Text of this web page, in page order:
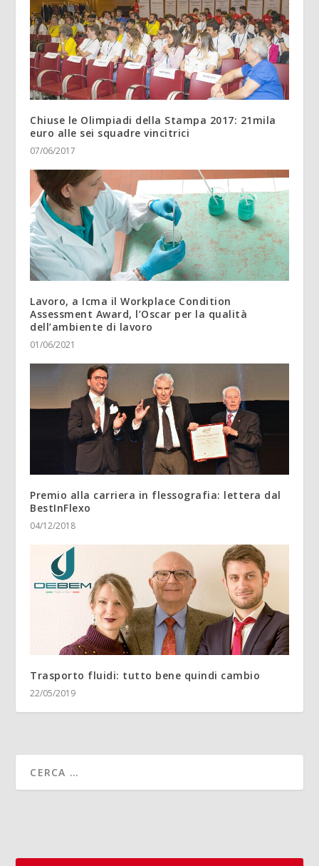
Chiuse le Olimpiadi della Stampa 2017: 21mila
euro alle sei squadre vincitrici
07/06/2017
Lavoro, a Icma il Workplace Condition
Assessment Award, l’Oscar per la qualità
dell’ambiente di lavoro
01/06/2021
Premio alla carriera in flessografia: lettera dal
BestInFlexo
04/12/2018
Trasporto fluidi: tutto bene quindi cambio
22/05/2019